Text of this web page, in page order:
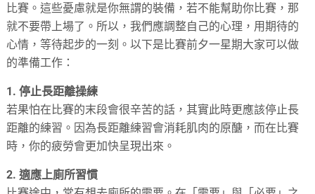
比賽。這些憂慮就是你無謂的裝備，若不能幫助你比賽，那
就不要帶上場了。所以，我們應調整自己的心理，用期待的
心情，等待起步的一刻。以下是比賽前夕一星期大家可以做
的準備工作：
1. 停止長距離操練
若果怕在比賽的末段會很辛苦的話，其實此時更應該停止長
距離的練習。因為長距離練習會消耗肌肉的原醣，而在比賽
時，你的疲勞會更加快呈現出來。
2. 適應上廁所習慣